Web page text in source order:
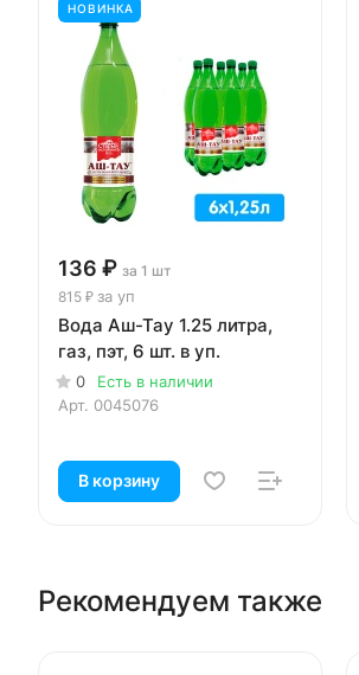
НОВИНКА
136 ₽ за 1 шт
815 ₽ за уп
Вода Аш-Тау 1.25 литра,
газ, пэт, 6 шт. в уп.
0
Есть в наличии
Арт. 0045076
В корзину
Рекомендуем также